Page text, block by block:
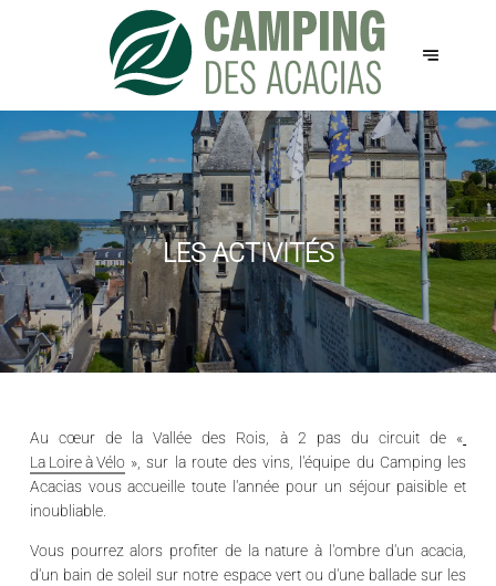
LES ACTIVITÉS
Au cœur de la Vallée des Rois, à 2 pas du circuit de «
La Loire à Vélo », sur la route des vins, l'équipe du Camping les
Acacias vous accueille toute l'année pour un séjour paisible et
inoubliable.
Vous pourrez alors profiter de la nature à l'ombre d'un acacia,
d'un bain de soleil sur notre espace vert ou d'une ballade sur les